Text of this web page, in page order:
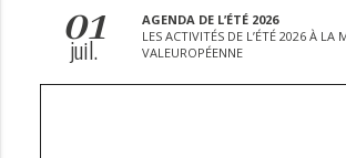
01
juil.
AGENDA DE L’ÉTÉ 2026
LES ACTIVITÉS DE L’ÉTÉ 2026 À LA
VALEUROPÉENNE